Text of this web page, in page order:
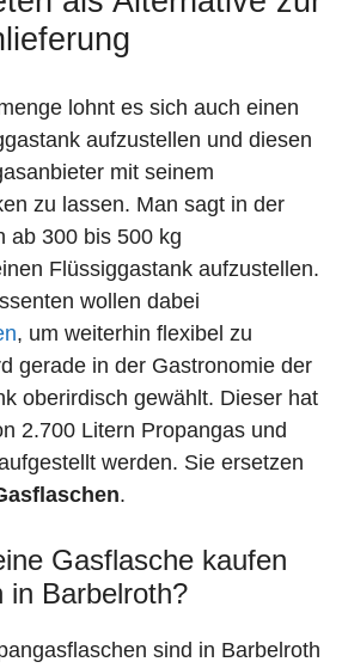
lohnt es sich auch einen
aufzustellen und diesen
mit seinem
zu lassen. Man sagt in der
ab 300 bis 500 kg
Flüssiggastank aufzustellen.
wollen dabei
, um weiterhin flexibel zu
gerade in der Gastronomie der
oberirdisch gewählt. Dieser hat
2.700 Litern Propangas und
werden. Sie ersetzen
.
Gasflasche kaufen
in Barbelroth?
sind in Barbelroth